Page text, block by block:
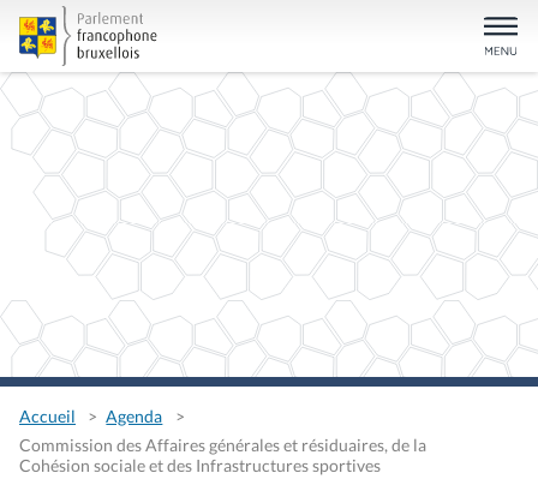
Accueil
Agenda
Commission des Affaires générales et résiduaires, de la
Cohésion sociale et des Infrastructures sportives